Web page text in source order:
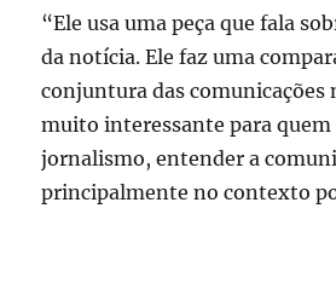
“Ele usa uma peça que fala
da notícia. Ele faz uma
conjuntura das comunicações
muito interessante para quem
jornalismo, entender a
principalmente no contexto